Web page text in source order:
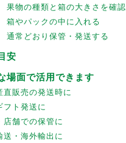
果物の種類と箱の大きさを確認
箱やパックの中に入れる
通常どおり保管・発送する
安
場面で活用できます
直販売の発送時に
フト発送に
店舗での保管に
送・海外輸出に